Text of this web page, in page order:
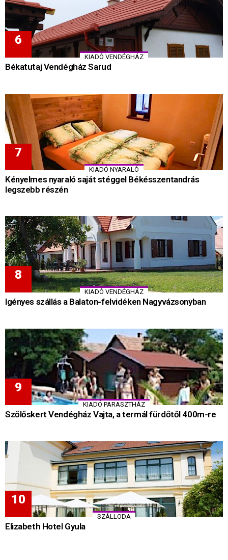
KIADÓ VENDÉGHÁZ
Békatutaj Vendégház Sarud
KIADÓ NYARALÓ
Kényelmes nyaraló saját stéggel Békésszentandrás
legszebb részén
KIADÓ VENDÉGHÁZ
Igényes szállás a Balaton-felvidéken Nagyvázsonyban
KIADÓ PARASZTHÁZ
Szőlőskert Vendégház Vajta, a termál fürdőtől 400m-re
SZÁLLODA
Elizabeth Hotel Gyula